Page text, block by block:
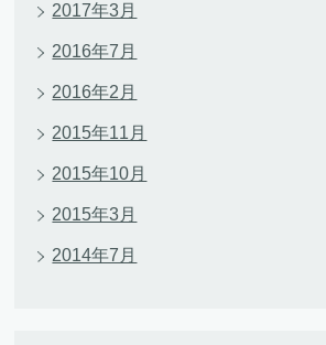
2017年3月
2016年7月
2016年2月
2015年11月
2015年10月
2015年3月
2014年7月